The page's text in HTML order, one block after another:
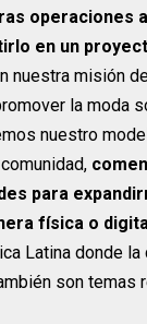
operaciones
en un
nuestra misión
la moda
nuestro
para
física o
Latina donde
son temas